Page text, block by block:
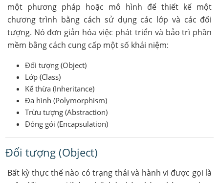
một phương pháp hoặc mô hình để thiết kế một
chương trình bằng cách sử dụng các lớp và các đối
tượng. Nó đơn giản hóa việc phát triển và bảo trì phần
mềm bằng cách cung cấp một số khái niệm:
Đối tượng (Object)
Lớp (Class)
Kế thừa (Inheritance)
Đa hình (Polymorphism)
Trừu tượng (Abstraction)
Đóng gói (Encapsulation)
Đối tượng (Object)
Bất kỳ thực thể nào có trạng thái và hành vi được gọi là